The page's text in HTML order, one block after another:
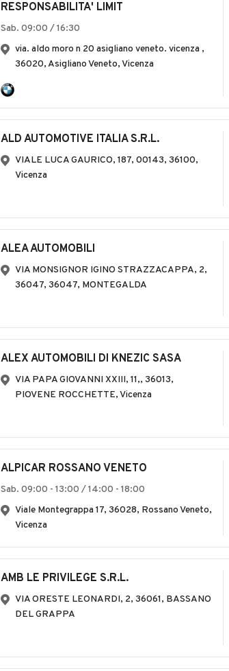
RESPONSABILITA' LIMIT
Sab. 09:00 / 16:30
via. aldo moro n 20 asigliano veneto. vicenza ,
36020, Asigliano Veneto, Vicenza
ALD AUTOMOTIVE ITALIA S.R.L.
VIALE LUCA GAURICO, 187, 00143, 36100,
Vicenza
ALEA AUTOMOBILI
VIA MONSIGNOR IGINO STRAZZACAPPA, 2,
36047, 36047, MONTEGALDA
ALEX AUTOMOBILI DI KNEZIC SASA
VIA PAPA GIOVANNI XXIII, 11,, 36013,
PIOVENE ROCCHETTE, Vicenza
ALPICAR ROSSANO VENETO
Sab. 09:00 - 13:00 / 14:00 - 18:00
Viale Montegrappa 17, 36028, Rossano Veneto,
Vicenza
AMB LE PRIVILEGE S.R.L.
VIA ORESTE LEONARDI, 2, 36061, BASSANO
DEL GRAPPA